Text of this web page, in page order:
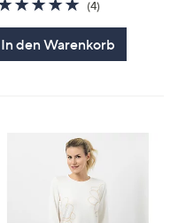
von
(4)
In den Warenkorb